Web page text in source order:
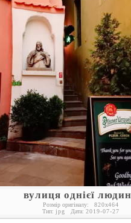
вулиця однієї
Розмір оригіналу: 820x464
Тип: jpg Дата: 2019-07-27